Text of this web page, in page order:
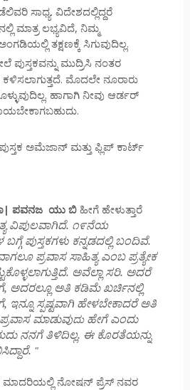
ಸಾಧ್ಯ. ವಿದೇಶದಲ್ಲಿದ್ದರೆ
ಮಾತ್ರ ಲಭ್ಯವಿದೆ, ನಿಮ್ಮ
ತಕ್ಷಣಕ್ಕೆ ಸಿಗುವುದಿಲ್ಲ.
ಮುದ್ರಿಸಿ ನಂತರ
ಮೊದಲೇ ನೂರಾರು
ಹಾಗಾಗಿ ನೀವು ಆರ್ಡರ್
ಅಮೆಜಾನ್ ಮತ್ತು ಫ್ಲಿಪ್ ಕಾರ್ಟ್
ಪವನಜ ಯು ಬಿಹೀಗೆ ಹೇಳುತ್ತಾರೆ
ವಿಪುಲವಾಗಿದೆ. ೧೯ನೆಯ
ಪುಸ್ತಕಗಳು ಕನ್ನಡದಲ್ಲಿ ಬಂದಿವೆ.
ಪ್ರವಾಸ ಸಾಹಿತ್ಯ ಎಂಬ ಪ್ರತ್ಯೇಕ
ಅವೆಲ್ಲಾ ಸರಿ. ಅದರೆ
ಅದರಲ್ಲೂ ಅತಿ ಕಡಿಮೆ ಖರ್ಚಿನಲ್ಲಿ
ಇನ್ನೂ ಸ್ಪಷ್ಟವಾಗಿ ಹೇಳಬೇಕಾದರೆ ಅತಿ
ಮಾಡುವುದು ಹೇಗೆ ಎಂದು
ನನಗೆ ತಿಳಿದಿಲ್ಲ. ಈ ಕೊರತೆಯನ್ನು
"
ಮಾದರಿಯಲ್ಲಿ ನೋಷನ್ ಪ್ರೆಸ್ ನವರ